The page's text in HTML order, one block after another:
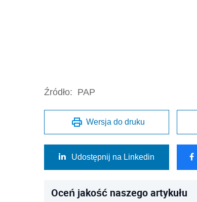
Źródło: PAP
Wersja do druku
Udostępnij na Linkedin
Oceń jakość naszego artykułu